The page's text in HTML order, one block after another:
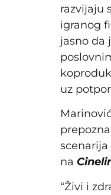
razvijaju
igranog
jasno da
uz
scenarija
na
“Živi i